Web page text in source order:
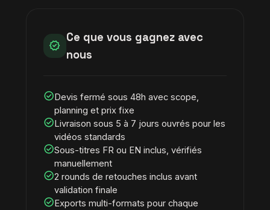
verified
Ce que vous gagnez avec
nous
check_circleDevis fermé sous 48h avec scope,
planning et prix fixe
check_circleLivraison sous 5 à 7 jours ouvrés pour les
vidéos standards
check_circleSous-titres FR ou EN inclus, vérifiés
manuellement
check_circle2 rounds de retouches inclus avant
validation finale
check_circleExports multi-formats pour chaque